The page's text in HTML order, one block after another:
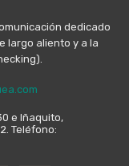
dedicado
largo aliento y a la
e Iñaquito,
Teléfono: